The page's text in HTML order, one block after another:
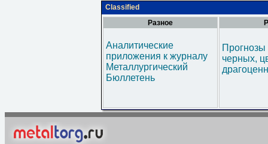
Classified
Разное
Аналитические
приложения к журналу
Металлургический
Бюллетень
черных,